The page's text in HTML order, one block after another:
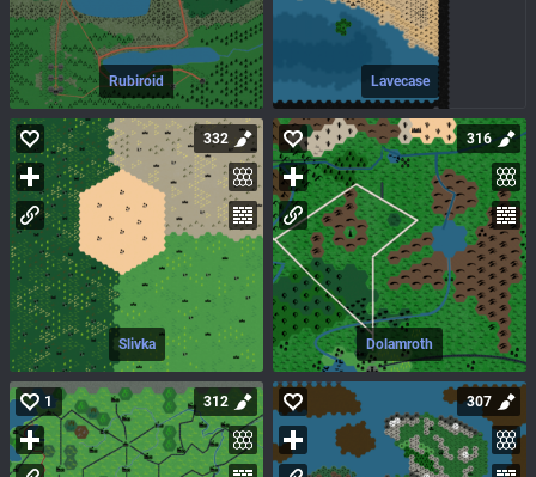
Rubiroid Lavecase
Slivka
332
Dolamroth
316
1 312 307